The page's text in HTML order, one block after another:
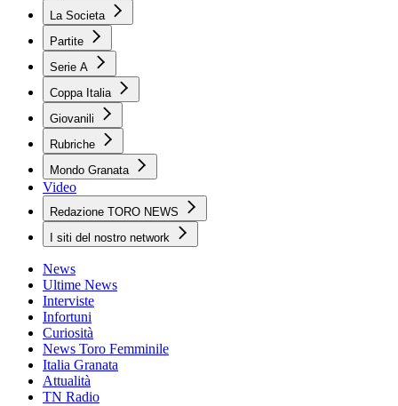
La Societa
Partite
Serie A
Coppa Italia
Giovanili
Rubriche
Mondo Granata
Video
Redazione TORO NEWS
I siti del nostro network
News
Ultime News
Interviste
Infortuni
Curiosità
News Toro Femminile
Italia Granata
Attualità
TN Radio